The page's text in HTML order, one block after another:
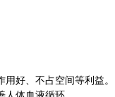
好、不占空间等利益。
体血液循环。